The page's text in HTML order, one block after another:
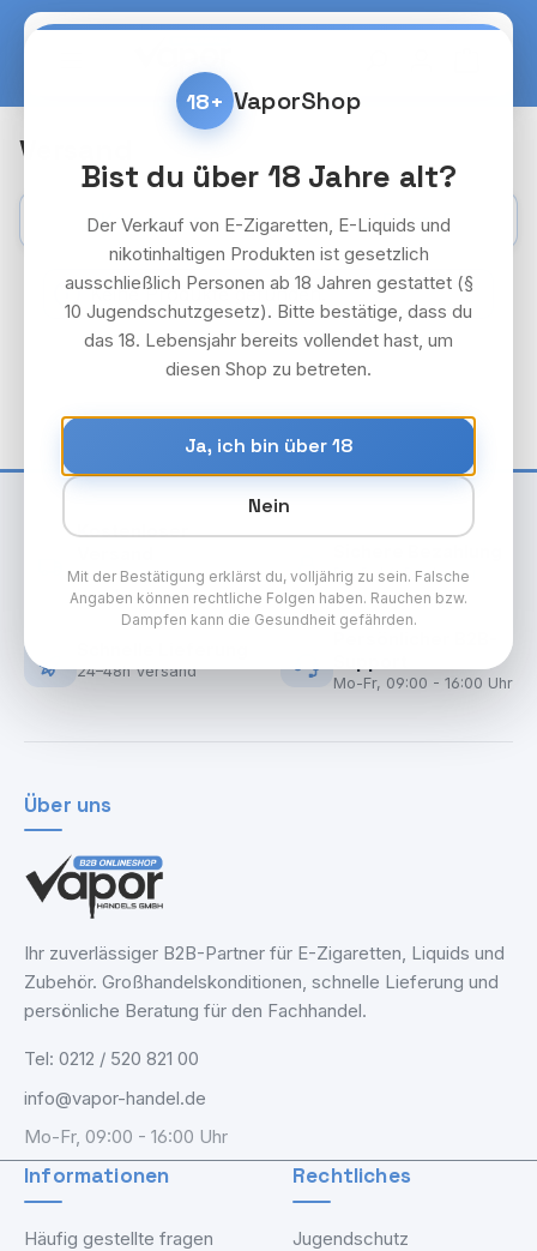
Zum Hauptinhalt springen
Versand
Kategorien Filter
Keine Produkte gefunden.
Kostenloser
Kostenlose Lieferung für
Händler
PayPal & Rechnung
24–48h Versand
Mo-Fr, 09:00 - 16:00 Uhr
Über uns
Ihr zuverlässiger B2B-Partner für E-Zigaretten, Liquids und
Zubehör. Großhandelskonditionen, schnelle Lieferung und
persönliche Beratung für den Fachhandel.
Tel: 0212 / 520 821 00
info@vapor-handel.de
Mo-Fr, 09:00 - 16:00 Uhr
Informationen
Häufig gestellte fragen
Rechtliches
Jugendschutz
18+ VaporShop
Bist du über 18 Jahre alt?
Der Verkauf von E-Zigaretten, E-Liquids und
nikotinhaltigen Produkten ist gesetzlich
ausschließlich Personen ab 18 Jahren gestattet (§
10 Jugendschutzgesetz). Bitte bestätige, dass du
das 18. Lebensjahr bereits vollendet hast, um
diesen Shop zu betreten.
Ja, ich bin über 18
Nein
Mit der Bestätigung erklärst du, volljährig zu sein. Falsche
Angaben können rechtliche Folgen haben. Rauchen bzw.
Dampfen kann die Gesundheit gefährden.